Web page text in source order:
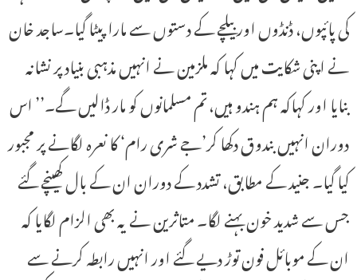
کی پائپوں، ڈنڈوں اور بیلچے کے دستوں سے مارا پیٹا گیا۔ساجد خان
نے اپنی شکایت میں کہا کہ ملزمین نے انہیں مذہبی بنیاد پر نشانہ
بنایا اور کہاکہ ہم ہندو ہیں، تم مسلمانوں کو مار ڈالیں گے۔’’ اس
دوران انہیں بندوق دکھا کر’جے شری رام‘ کا نعرہ لگانے پر مجبور
کیا گیا۔ جنید کے مطابق، تشدد کے دوران ان کے بال کھینچے گئے
جس سے شدید خون بہنے لگا۔ متاثرین نے یہ بھی الزام لگایا کہ
ان کے موبائل فون توڑ دیے گئے اور انہیں رابطہ کرنے سے